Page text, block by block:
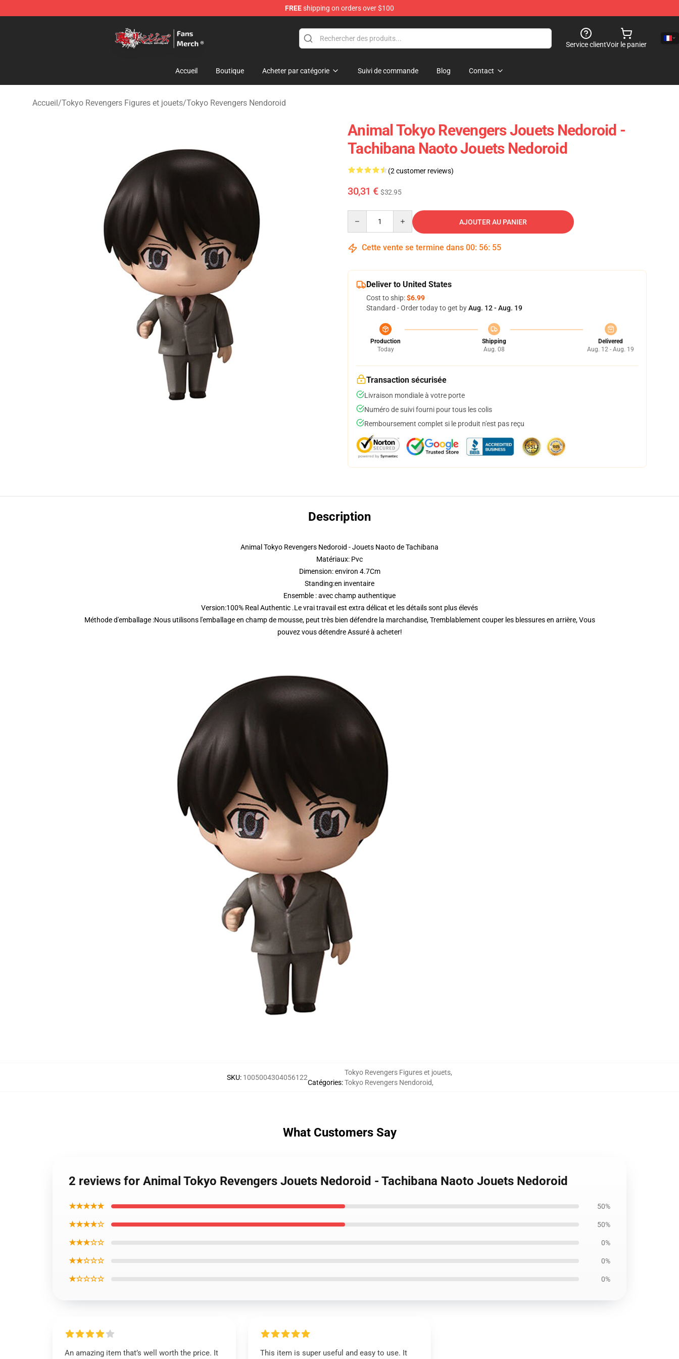
FREEshipping on orders over $100
Service clientVoir le panier
Accueil Boutique Acheter par catégorie Suivi de commande Blog Contact
Accueil/Tokyo Revengers Figures et jouets/Tokyo Revengers Nendoroid
Animal Tokyo Revengers Jouets Nedoroid -
Tachibana Naoto Jouets Nedoroid
(2 customer reviews)
30,31 € $32.95
AJOUTER AU PANIER
Cette vente se termine dans 00: 56: 54
Deliver to United States
Cost to ship:$6.99
Standard - Order today to get byAug. 12 - Aug. 19
Production
Today
Shipping
Aug. 08
Delivered
Aug. 12 - Aug. 19
Transaction sécurisée
Livraison mondiale à votre porte
Numéro de suivi fourni pour tous les colis
Remboursement complet si le produit n'est pas reçu
Description
Animal Tokyo Revengers Nedoroid - Jouets Naoto de Tachibana
Matériaux: Pvc
Dimension: environ 4.7Cm
Standing:en inventaire
Ensemble : avec champ authentique
Version:100% Real Authentic .Le vrai travail est extra délicat et les détails sont plus élevés
Méthode d'emballage :Nous utilisons l'emballage en champ de mousse, peut très bien défendre la marchandise, Tremblablement couper les blessures en arrière, Vous
pouvez vous détendre Assuré à acheter!
SKU: 1005004304056122
Catégories:
Tokyo Revengers Figures et jouets,
Tokyo Revengers Nendoroid,
What Customers Say
2 reviews for Animal Tokyo Revengers Jouets Nedoroid - Tachibana Naoto Jouets Nedoroid
★★★★★ 50%
★★★★☆ 50%
★★★☆☆ 0%
★★☆☆☆ 0%
★☆☆☆☆ 0%
An amazing item that’s well worth the price. It
This item is super useful and easy to use. It